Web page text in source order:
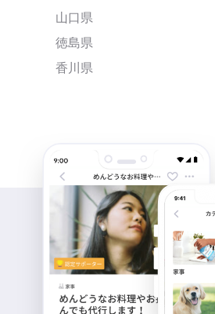
山口県
徳島県
香川県